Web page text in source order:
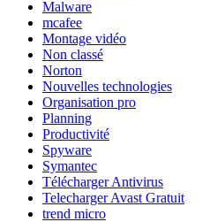
Malware
mcafee
Montage vidéo
Non classé
Norton
Nouvelles technologies
Organisation pro
Planning
Productivité
Spyware
Symantec
Télécharger Antivirus
Telecharger Avast Gratuit
trend micro